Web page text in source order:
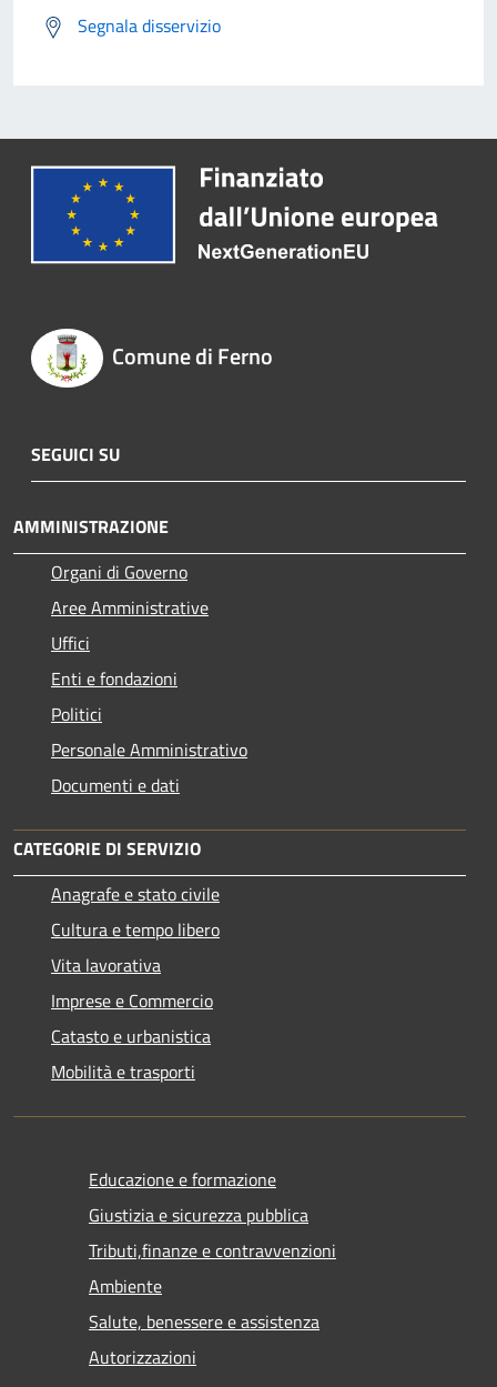
Segnala disservizio
Comune di Ferno
SEGUICI SU
AMMINISTRAZIONE
Organi di Governo
Aree Amministrative
Uffici
Enti e fondazioni
Politici
Personale Amministrativo
Documenti e dati
CATEGORIE DI SERVIZIO
Anagrafe e stato civile
Cultura e tempo libero
Vita lavorativa
Imprese e Commercio
Catasto e urbanistica
Mobilità e trasporti
Educazione e formazione
Giustizia e sicurezza pubblica
Tributi,finanze e contravvenzioni
Ambiente
Salute, benessere e assistenza
Autorizzazioni